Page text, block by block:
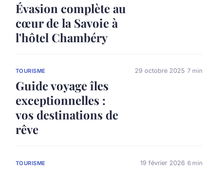
Évasion complète au
cœur de la Savoie à
l'hôtel Chambéry
TOURISME
Guide voyage îles
exceptionnelles :
vos destinations de
rêve
29 octobre 2025 7 min
TOURISME 19 février 2026 6 min